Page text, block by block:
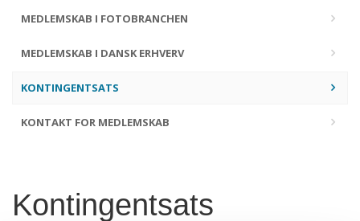
MEDLEMSKAB I FOTOBRANCHEN
MEDLEMSKAB I DANSK ERHVERV
KONTINGENTSATS
KONTAKT FOR MEDLEMSKAB
Kontingentsats